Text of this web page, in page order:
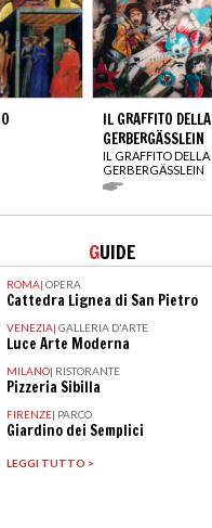
IL GRAFFITO DELLA
GERBERGÄSSLEIN
IL GRAFFITO DELLA
GERBERGÄSSLEIN
GUIDE
ROMA| OPERA
Cattedra Lignea di San Pietro
VENEZIA| GALLERIA D'ARTE
Luce Arte Moderna
MILANO| RISTORANTE
Pizzeria Sibilla
FIRENZE| PARCO
Giardino dei Semplici
LEGGI TUTTO >